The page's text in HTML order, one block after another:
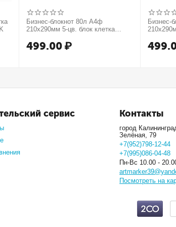
Бизнес-блокнот 80л А4ф
210х290мм 5-цв. блок клетка
МЕТАЛЛИК серия Золото
499.00 ₽
Бизнес-
серия
сервис Контакты
город
Зелёная, 79
+7(952)798-12-44
+7(995)086-04-48
Пн-Вс 10.00 -
Посмотреть на